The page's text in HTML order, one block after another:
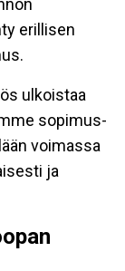
erillisen
ulkoistaa
sopimus-
voimassa
ja